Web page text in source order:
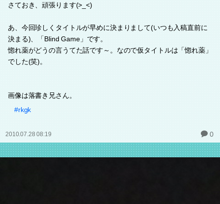
さておき、頑張ります(>_<)
あ、今回珍しくタイトルが早めに決まりまして(いつも入稿直前に
決まる)、「Blind Game」です。
惚れ薬がどうの言うてた話です～。なので仮タイトルは「惚れ薬」
でした(笑)。
画像は落書き兄さん。
#rkgk
2010.07.28 08:19 0